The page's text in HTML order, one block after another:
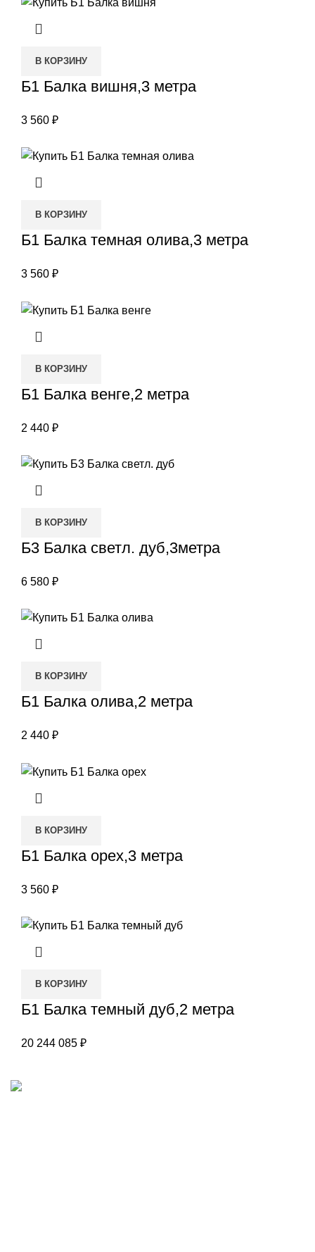
В КОРЗИНУ
Б1 Балка вишня,3 метра
3 560 ₽
В КОРЗИНУ
Б1 Балка темная олива,3 метра
3 560 ₽
В КОРЗИНУ
Б1 Балка венге,2 метра
2 440 ₽
В КОРЗИНУ
Б3 Балка светл. дуб,3метра
6 580 ₽
В КОРЗИНУ
Б1 Балка олива,2 метра
2 440 ₽
В КОРЗИНУ
Б1 Балка орех,3 метра
3 560 ₽
В КОРЗИНУ
Б1 Балка темный дуб,2 метра
20 244 085 ₽